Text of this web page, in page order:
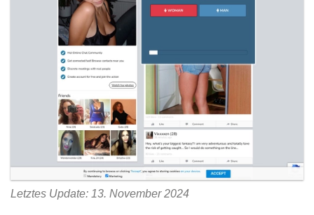
Letztes Update: 13. November 2024